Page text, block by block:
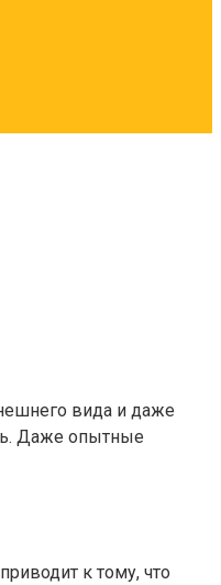
вида и даже
Даже опытные
к тому, что